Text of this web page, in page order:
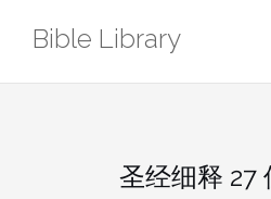
Bible Library
圣经细释 27